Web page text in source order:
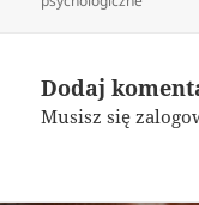
Dodaj
Musisz się